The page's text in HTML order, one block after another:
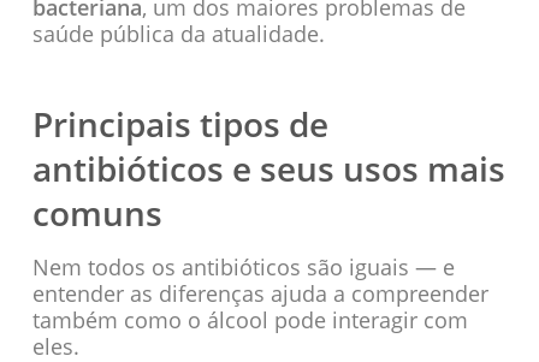
bacteriana, um dos maiores problemas de
saúde pública da atualidade.
Principais tipos de
antibióticos e seus usos mais
comuns
Nem todos os antibióticos são iguais — e
entender as diferenças ajuda a compreender
também como o álcool pode interagir com
eles.